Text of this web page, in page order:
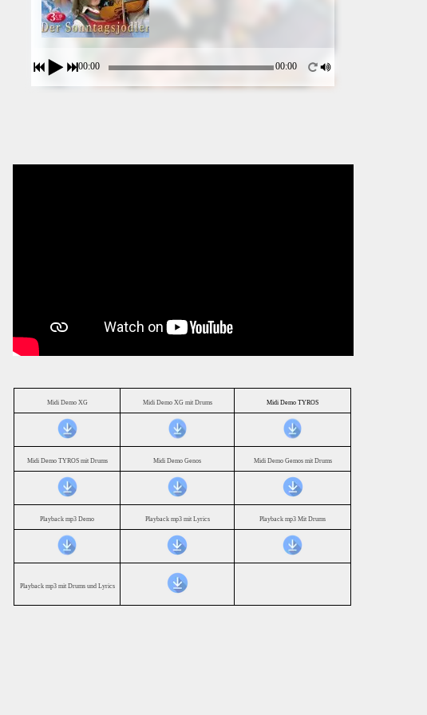
00:00 00:00
Midi Demo XG Midi Demo XG mit Drums Midi Demo TYROS
Midi Demo TYROS mit Drums Midi Demo Genos Midi Demo Gemos mit Drums
Playback mp3 Demo Playback mp3 mit Lyrics Playback mp3 Mit Drums
Playback mp3 mit Drums und Lyrics